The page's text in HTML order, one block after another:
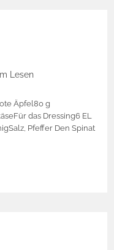
Lesen
Äpfel80 g
das Dressing6 EL
Pfeffer Den Spinat